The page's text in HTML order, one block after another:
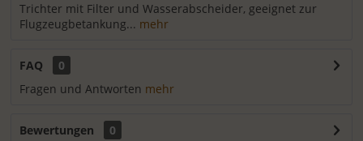
Trichter mit Filter und Wasserabscheider, geeignet zur
Flugzeugbetankung... mehr
FAQ
0
Fragen und Antworten mehr
Bewertungen
0